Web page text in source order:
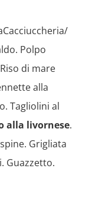
Polpo
di mare
alla
Tagliolini al
alla livornese.
Grigliata
Guazzetto.